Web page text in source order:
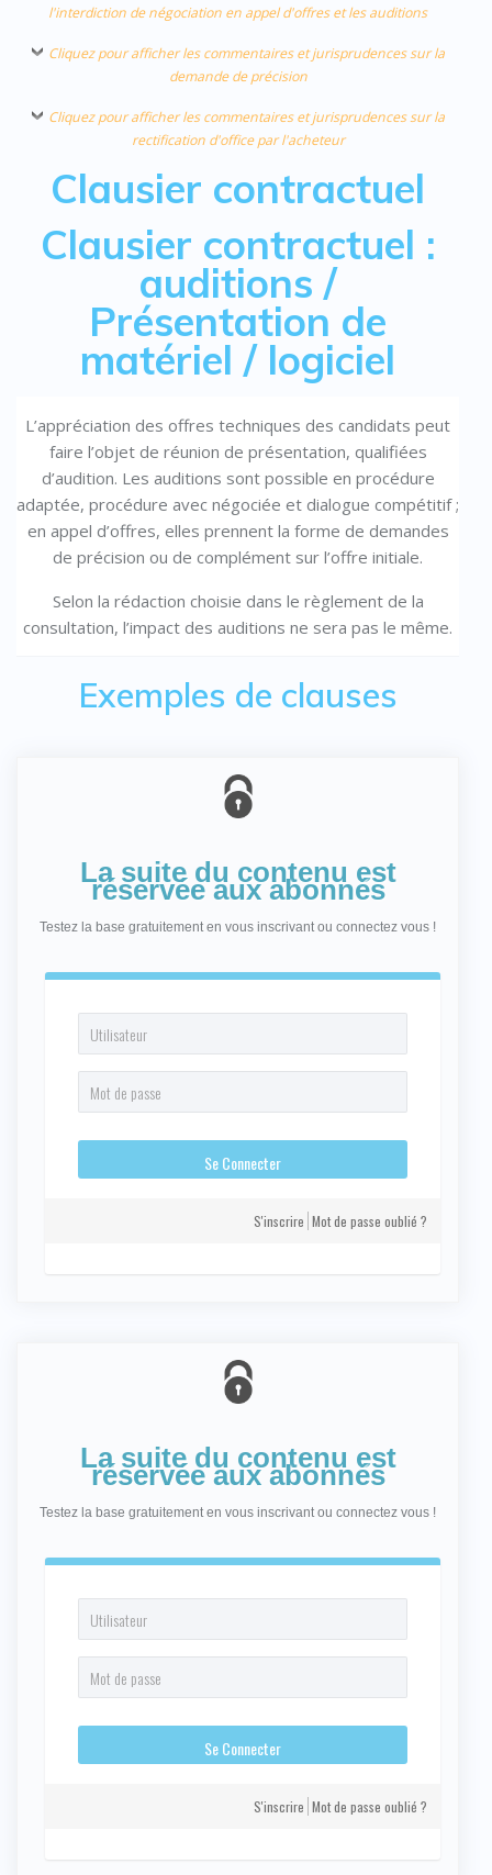
l'interdiction de négociation en appel d'offres et les auditions
Cliquez pour afficher les commentaires et jurisprudences sur la
demande de précision
Cliquez pour afficher les commentaires et jurisprudences sur la
rectification d'office par l'acheteur
Clausier contractuel
Clausier contractuel :
auditions /
Présentation de
matériel / logiciel
L’appréciation des offres techniques des candidats peut
faire l’objet de réunion de présentation, qualifiées
d’audition. Les auditions sont possible en procédure
adaptée, procédure avec négociée et dialogue compétitif ;
en appel d’offres, elles prennent la forme de demandes
de précision ou de complément sur l’offre initiale.
Selon la rédaction choisie dans le règlement de la
consultation, l’impact des auditions ne sera pas le même.
Exemples de clauses
La suite du contenu est
réservée aux abonnés
Testez la base gratuitement en vous inscrivant ou connectez vous !
S'inscrire Mot de passe oublié ?
La suite du contenu est
réservée aux abonnés
Testez la base gratuitement en vous inscrivant ou connectez vous !
S'inscrire Mot de passe oublié ?